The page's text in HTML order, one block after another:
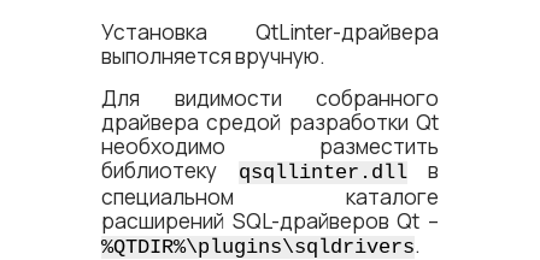
Установка QtLinter-драйвера
выполняется вручную.
Для видимости собранного
драйвера средой разработки Qt
необходимо разместить
библиотеку
qsqllinter.dllв
специальном каталоге
расширений SQL-драйверов Qt –
%QTDIR%\plugins\sqldrivers.